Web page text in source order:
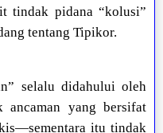
tindak pidana “kolusi”
tentang Tipikor.
selalu didahului oleh
ancaman yang bersifat
itu tindak